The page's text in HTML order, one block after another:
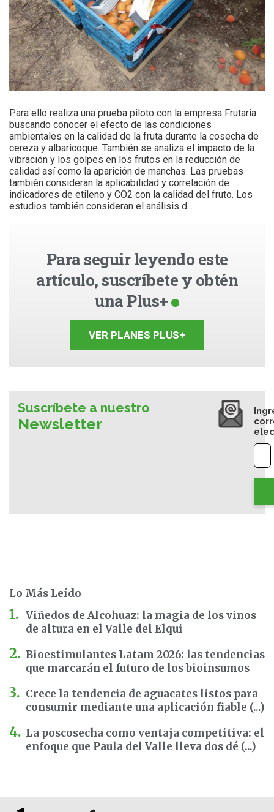
Para ello realiza una prueba piloto con la empresa Frutaria
buscando conocer el efecto de las condiciones
ambientales en la calidad de la fruta durante la cosecha de
cereza y albaricoque. También se analiza el impacto de la
vibración y los golpes en los frutos en la reducción de
calidad así como la aparición de manchas. Las pruebas
también consideran la aplicabilidad y correlación de
indicadores de etileno y CO2 con la calidad del fruto. Los
estudios también consideran el análisis d...
Para seguir leyendo este
artículo, suscríbete y obtén
una Plus+
VER PLANES PLUS+
Suscríbete a nuestro
Newsletter
Lo Más Leído
Viñedos de Alcohuaz: la magia de los vinos
de altura en el Valle del Elqui
Bioestimulantes Latam 2026: las tendencias
que marcarán el futuro de los bioinsumos
Crece la tendencia de aguacates listos para
consumir mediante una aplicación fiable (...)
La poscosecha como ventaja competitiva: el
enfoque que Paula del Valle lleva dos dé (...)